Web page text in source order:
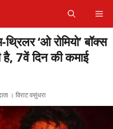
‘ओ रोमियो’ बॉक्स
7वें दिन की कमाई
। विराट वसुंधरा